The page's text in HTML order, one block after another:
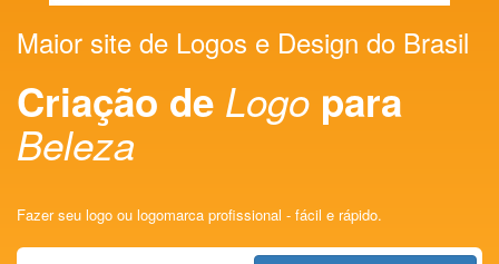
Maior site de Logos e Design do Brasil
Criação de Logo para
Beleza
Fazer seu logo ou logomarca profissional - fácil e rápido.